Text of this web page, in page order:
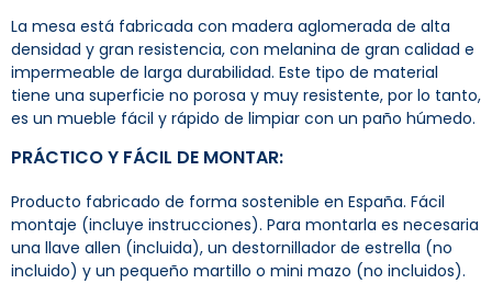
La mesa está fabricada con madera aglomerada de alta
densidad y gran resistencia, con melanina de gran calidad e
impermeable de larga durabilidad. Este tipo de material
tiene una superficie no porosa y muy resistente, por lo tanto,
es un mueble fácil y rápido de limpiar con un paño húmedo.
PRÁCTICO Y FÁCIL DE MONTAR:
Producto fabricado de forma sostenible en España. Fácil
montaje (incluye instrucciones). Para montarla es necesaria
una llave allen (incluida), un destornillador de estrella (no
incluido) y un pequeño martillo o mini mazo (no incluidos).